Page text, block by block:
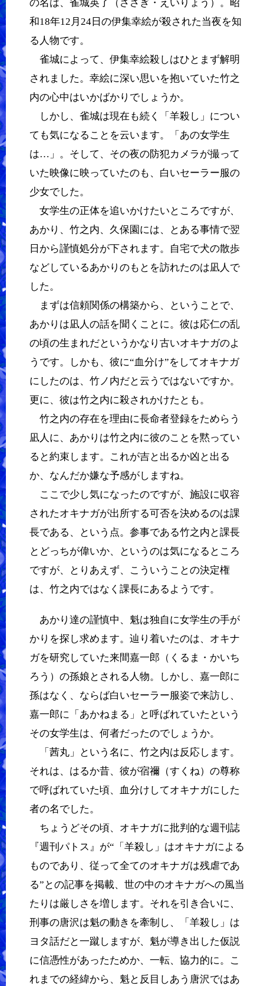
の名は、雀城英了（ささぎ・えいりょう）。昭
和18年12月24日の伊集幸絵が殺された当夜を知
る人物です。
雀城によって、伊集幸絵殺しはひとまず解明
されました。幸絵に深い思いを抱いていた竹之
内の心中はいかばかりでしょうか。
しかし、雀城は現在も続く「羊殺し」につい
ても気になることを云います。「あの女学生
は…」。そして、その夜の防犯カメラが撮って
いた映像に映っていたのも、白いセーラー服の
少女でした。
女学生の正体を追いかけたいところですが、
あかり、竹之内、久保園には、とある事情で翌
日から謹慎処分が下されます。自宅で犬の散歩
などしているあかりのもとを訪れたのは凪人で
した。
まずは信頼関係の構築から、ということで、
あかりは凪人の話を聞くことに。彼は応仁の乱
の頃の生まれだというかなり古いオキナガのよ
うです。しかも、彼に“血分け”をしてオキナガ
にしたのは、竹ノ内だと云うではないですか。
更に、彼は竹之内に殺されかけたとも。
竹之内の存在を理由に長命者登録をためらう
凪人に、あかりは竹之内に彼のことを黙ってい
ると約束します。これが吉と出るか凶と出る
か、なんだか嫌な予感がしますね。
ここで少し気になったのですが、施設に収容
されたオキナガが出所する可否を決めるのは課
長である、という点。参事である竹之内と課長
とどっちが偉いか、というのは気になるところ
ですが、とりあえず、こういうことの決定権
は、竹之内ではなく課長にあるようです。
あかり達の謹慎中、魁は独自に女学生の手が
かりを探し求めます。辿り着いたのは、オキナ
ガを研究していた来間嘉一郎（くるま・かいち
ろう）の孫娘とされる人物。しかし、嘉一郎に
孫はなく、ならば白いセーラー服姿で来訪し、
嘉一郎に「あかねまる」と呼ばれていたという
その女学生は、何者だったのでしょうか。
「茜丸」という名に、竹之内は反応します。
それは、はるか昔、彼が宿禰（すくね）の尊称
で呼ばれていた頃、血分けしてオキナガにした
者の名でした。
ちょうどその頃、オキナガに批判的な週刊誌
『週刊パトス』が“「羊殺し」はオキナガによる
ものであり、従って全てのオキナガは残虐であ
る”との記事を掲載、世の中のオキナガへの風当
たりは厳しさを増します。それを引き合いに、
刑事の唐沢は魁の動きを牽制し、「羊殺し」は
ヨタ話だと一蹴しますが、魁が導き出した仮説
に信憑性があったためか、一転、協力的に。こ
れまでの経緯から、魁と反目しあう唐沢ではあ